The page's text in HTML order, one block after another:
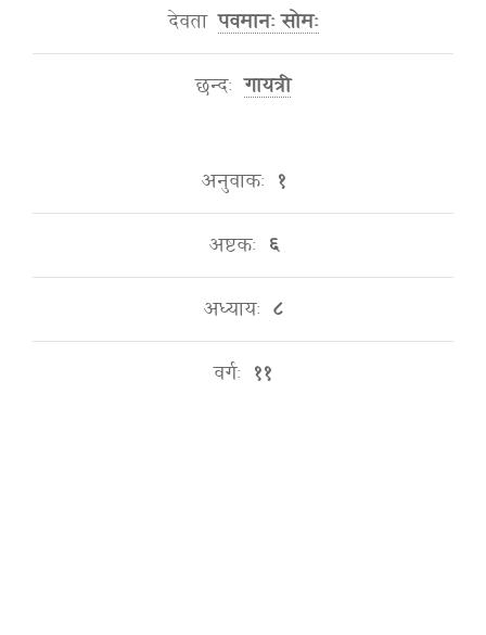
देवता पवमानः सोमः
छन्दः गायत्री
अनुवाकः १
अष्टकः ६
अध्यायः ८
वर्गः ११